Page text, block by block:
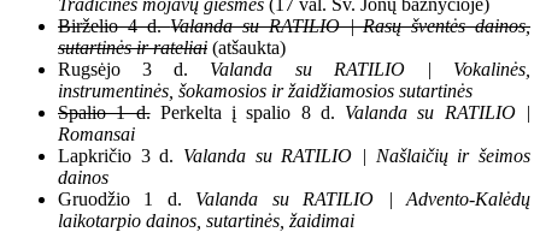
Birželio 4 d.Valanda su RATILIO | Rasų šventės dainos,
sutartinės ir rateliai (atšaukta)
Rugsėjo 3 d. Valanda su RATILIO | Vokalinės,
instrumentinės, šokamosios ir žaidžiamosios sutartinės
Spalio 1 d.Perkelta į spalio 8 d. Valanda su RATILIO |
Romansai
Lapkričio 3 d. Valanda su RATILIO | Našlaičių ir šeimos
dainos
Gruodžio 1 d. Valanda su RATILIO | Advento-Kalėdų
laikotarpio dainos, sutartinės, žaidimai